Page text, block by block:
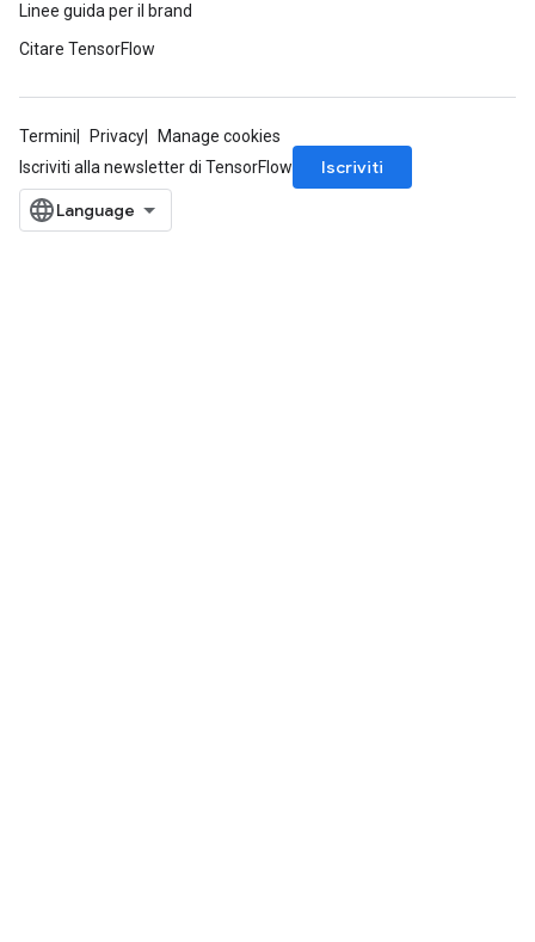
Linee guida per il brand
Citare TensorFlow
Termini Privacy
Manage cookies
Iscriviti alla newsletter di TensorFlow
Iscriviti